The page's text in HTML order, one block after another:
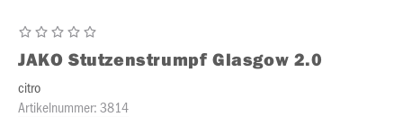
JAKO Stutzenstrumpf Glasgow 2.0
citro
Artikelnummer:3814